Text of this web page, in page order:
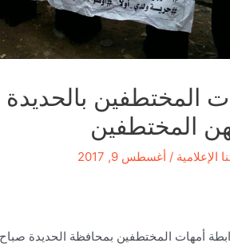
المختطفين
المختطفين
الإعلامية / أغسطس 9, 2017
أمهات المختطفين بمحافظة الحديدة صباح